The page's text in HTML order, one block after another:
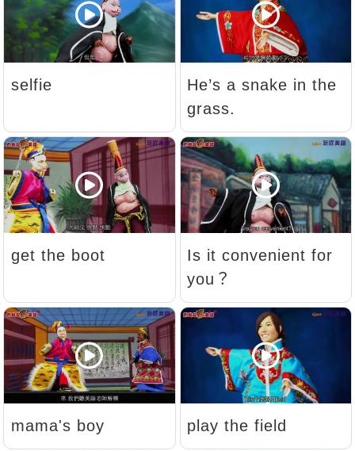
selfie
He’s a snake in the
grass.
get the boot
Is it convenient for
you？
mama's boy play the field